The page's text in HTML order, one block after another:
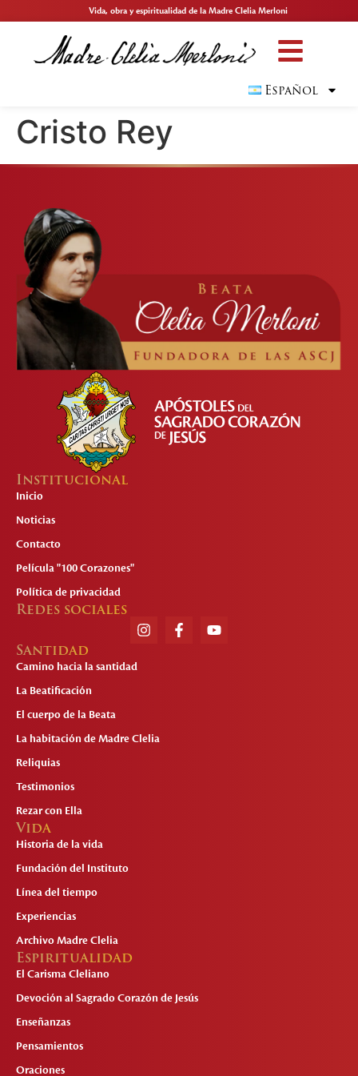
Vida, obra y espiritualidad de la Madre Clelia Merloni
Español
Cristo Rey
Institucional
Inicio
Noticias
Contacto
Película "100 Corazones"
Política de privacidad
Redes sociales
Santidad
Camino hacia la santidad
La Beatificación
El cuerpo de la Beata
La habitación de Madre Clelia
Reliquias
Testimonios
Rezar con Ella
Vida
Historia de la vida
Fundación del Instituto
Línea del tiempo
Experiencias
Archivo Madre Clelia
Espiritualidad
El Carisma Cleliano
Devoción al Sagrado Corazón de Jesús
Enseñanzas
Pensamientos
Oraciones